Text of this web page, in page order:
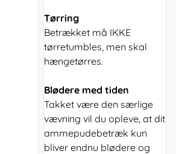
Tørring
Betrækket må IKKE
tørretumbles, men skal
hængetørres.
Blødere med tiden
Takket være den særlige
vævning vil du opleve, at dit
ammepudebetræk kun
bliver endnu blødere og